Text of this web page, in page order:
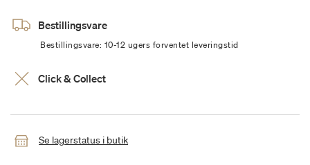
Bestillingsvare
Bestillingsvare: 10-12 ugers forventet leveringstid
Click & Collect
Se lagerstatus i butik